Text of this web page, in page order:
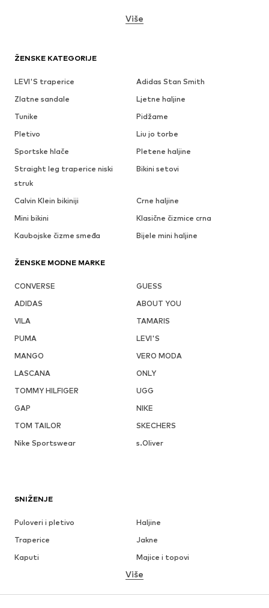
ŽENSKE KATEGORIJE
LEVI'S traperice
Adidas Stan Smith
Zlatne sandale
Ljetne haljine
Tunike
Pidžame
Pletivo
Liu jo torbe
Sportske hlače
Pletene haljine
Straight leg traperice niski
struk
Bikini setovi
Calvin Klein bikiniji
Crne haljine
Mini bikini
Klasične čizmice crna
Kaubojske čizme smeđa
Bijele mini haljine
ŽENSKE MODNE MARKE
CONVERSE
GUESS
ADIDAS
ABOUT YOU
VILA
TAMARIS
PUMA
LEVI'S
MANGO
VERO MODA
LASCANA
ONLY
TOMMY HILFIGER
UGG
GAP
NIKE
TOM TAILOR
SKECHERS
Nike Sportswear
s.Oliver
SNIŽENJE
Puloveri i pletivo
Haljine
Traperice
Jakne
Kaputi
Majice i topovi
Donje rublje
Suknje
Bluze i tunike
Više
Više